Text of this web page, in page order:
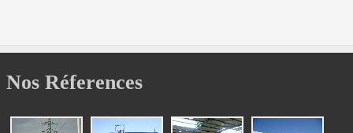
Nos Réferences